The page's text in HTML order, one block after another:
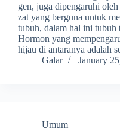
gen, juga dipengaruhi
zat yang berguna untuk
tubuh, dalam hal ini tubuh
Hormon yang
hijau di antaranya adalah
Galar
January
Umum